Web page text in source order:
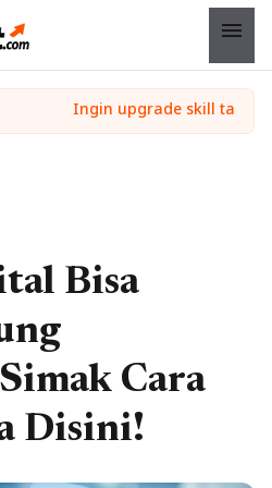
menu
Bisa
Cara
Disini!